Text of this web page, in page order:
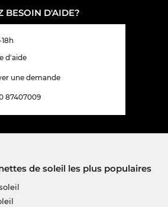
BESOIN D'AIDE?
d'aide
une demande
87407009
de soleil les plus populaires